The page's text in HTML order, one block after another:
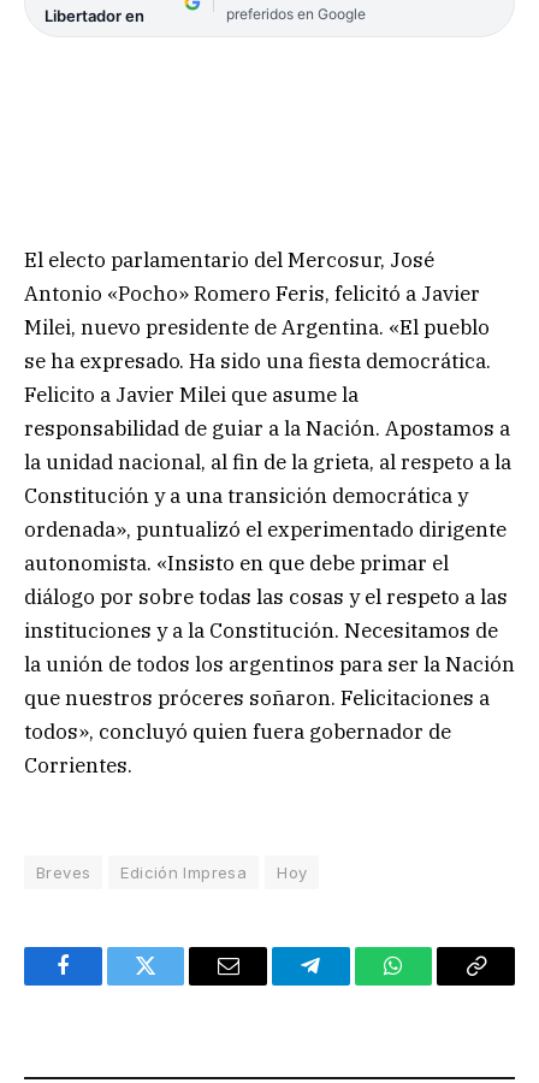
Libertador en
preferidos en Google
El electo parlamentario del Mercosur, José
Antonio «Pocho» Romero Feris, felicitó a Javier
Milei, nuevo presidente de Argentina. «El pueblo
se ha expresado. Ha sido una fiesta democrática.
Felicito a Javier Milei que asume la
responsabilidad de guiar a la Nación. Apostamos a
la unidad nacional, al fin de la grieta, al respeto a la
Constitución y a una transición democrática y
ordenada», puntualizó el experimentado dirigente
autonomista. «Insisto en que debe primar el
diálogo por sobre todas las cosas y el respeto a las
instituciones y a la Constitución. Necesitamos de
la unión de todos los argentinos para ser la Nación
que nuestros próceres soñaron. Felicitaciones a
todos», concluyó quien fuera gobernador de
Corrientes.
Breves Edición Impresa Hoy
FacebookTwitter Email TelegramWhatsAppCopy